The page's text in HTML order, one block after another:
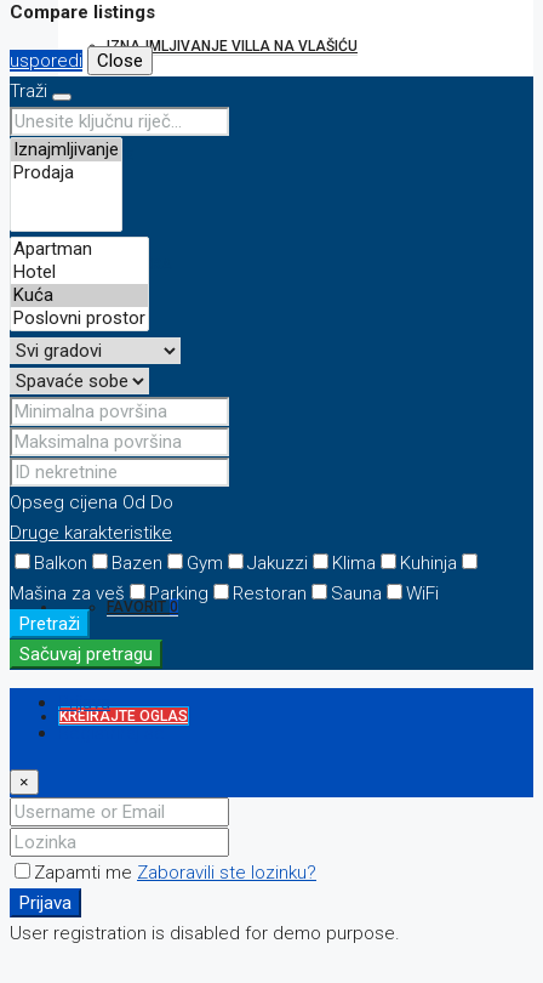
IZNAJMLJIVANJE VILLA NA VLAŠIĆU
ZEMLJIŠTE
BLOG
KONTAKT
FAVORIT 0
KREIRAJTE OGLAS
Compare listings
usporedi
Close
Traži
Opseg cijena Od Do
Druge karakteristike
Balkon
Bazen Gym Jakuzzi Klima
Kuhinja
Mašina za veš
Parking Restoran Sauna
WiFi
Pretraži
Sačuvaj pretragu
Prijava
×
Zapamti me Zaboravili ste lozinku?
Prijava
User registration is disabled for demo purpose.